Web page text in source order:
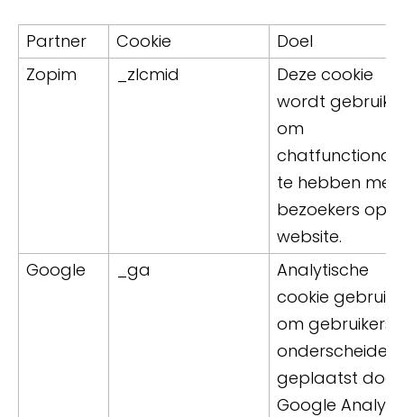
Partner Cookie
Doel
Zopim
_zlcmid
Deze cookie
wordt gebruikt
om
te hebben met
bezoekers op
website.
Google
_ga
Analytische
cookie gebruikt
om gebruikers
onderscheiden,
geplaatst door
Google